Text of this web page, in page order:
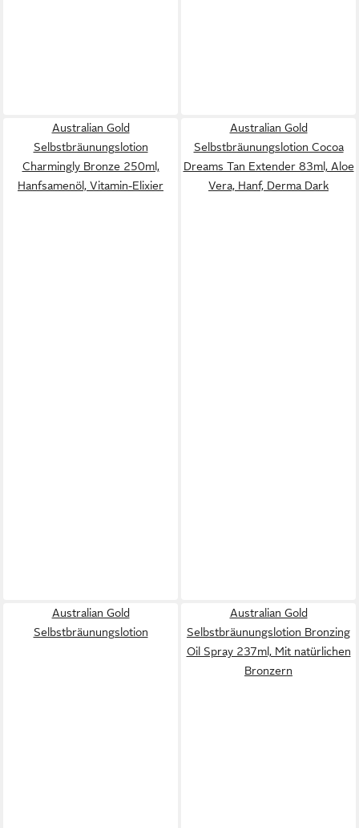
Australian Gold
Selbstbräunungslotion
Charmingly Bronze 250ml,
Hanfsamenöl, Vitamin-Elixier
Australian Gold
Selbstbräunungslotion Cocoa
Dreams Tan Extender 83ml, Aloe
Vera, Hanf, Derma Dark
Australian Gold
Selbstbräunungslotion
Australian Gold
Selbstbräunungslotion Bronzing
Oil Spray 237ml, Mit natürlichen
Bronzern